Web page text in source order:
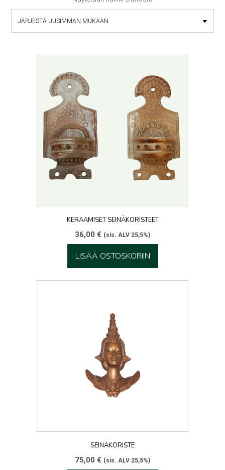
by
KERAAMISET SEINÄKORISTEET
36,00 € (sis. ALV 25,5%)
LISÄÄ OSTOSKORIIN
SEINÄKORISTE
75,00 € (sis. ALV 25,5%)